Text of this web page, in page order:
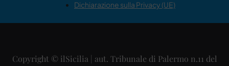
Dichiarazione sulla Privacy (UE)
Copyright © ilSicilia | aut. Tribunale di Palermo n.11 del